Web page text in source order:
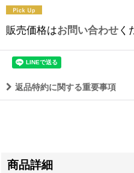
販売価格はお問い合わせく
返品特約に関する重要事項
商品詳細